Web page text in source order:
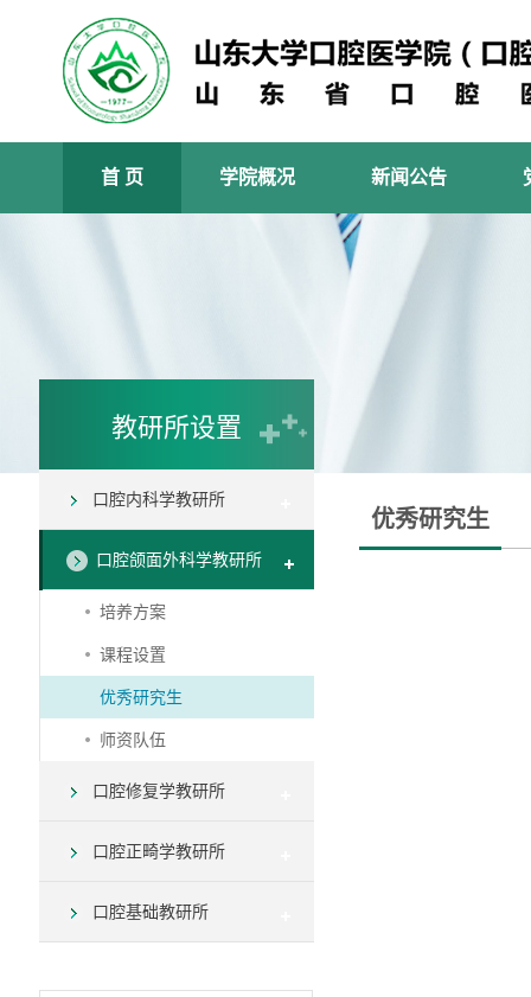
首 页 学院概况 新闻公告
教研所设置
口腔内科学教研所
口腔颌面外科学教研所
培养方案
课程设置
优秀研究生
师资队伍
口腔修复学教研所
口腔正畸学教研所
口腔基础教研所
优秀研究生